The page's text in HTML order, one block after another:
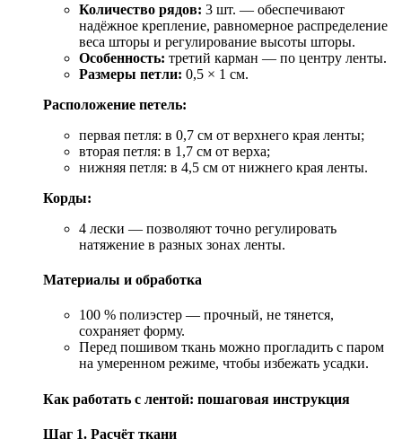
Количество рядов: 3 шт. — обеспечивают
надёжное крепление, равномерное распределение
веса шторы и регулирование высоты шторы.
Особенность: третий карман — по центру ленты.
Размеры петли: 0,5 × 1 см.
Расположение петель:
первая петля: в 0,7 см от верхнего края ленты;
вторая петля: в 1,7 см от верха;
нижняя петля: в 4,5 см от нижнего края ленты.
Корды:
4 лески — позволяют точно регулировать
натяжение в разных зонах ленты.
Материалы и обработка
100 % полиэстер — прочный, не тянется,
сохраняет форму.
Перед пошивом ткань можно прогладить с паром
на умеренном режиме, чтобы избежать усадки.
Как работать с лентой: пошаговая инструкция
Шаг 1. Расчёт ткани